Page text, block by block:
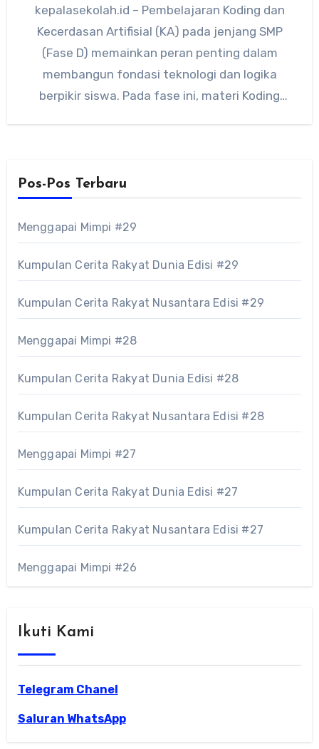
kepalasekolah.id – Pembelajaran Koding dan
Kecerdasan Artifisial (KA) pada jenjang SMP
(Fase D) memainkan peran penting dalam
membangun fondasi teknologi dan logika
berpikir siswa. Pada fase ini, materi Koding
Pos-Pos Terbaru
Menggapai Mimpi #29
Kumpulan Cerita Rakyat Dunia Edisi #29
Kumpulan Cerita Rakyat Nusantara Edisi #29
Menggapai Mimpi #28
Kumpulan Cerita Rakyat Dunia Edisi #28
Kumpulan Cerita Rakyat Nusantara Edisi #28
Menggapai Mimpi #27
Kumpulan Cerita Rakyat Dunia Edisi #27
Kumpulan Cerita Rakyat Nusantara Edisi #27
Menggapai Mimpi #26
Ikuti Kami
Telegram Chanel
Saluran WhatsApp